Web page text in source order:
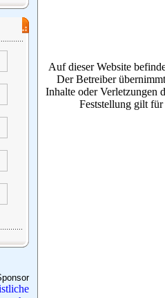
Auf dieser Website
Der Betreiber
Inhalte oder Verletzungen
Feststellung gilt für